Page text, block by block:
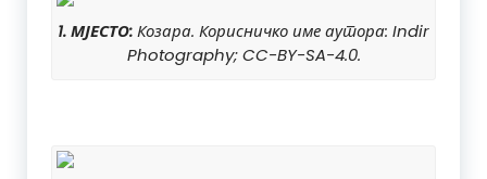
1. МЈЕСТО:Козара. Корисничко име аутора: Indir
Photography; CC-BY-SA-4.0.